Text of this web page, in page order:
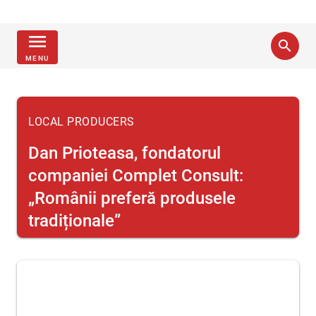
menu
MENU
search
LOCAL PRODUCERS
Dan Prioteasa, fondatorul
companiei Complet Consult:
„Românii preferă produsele
tradiționale”